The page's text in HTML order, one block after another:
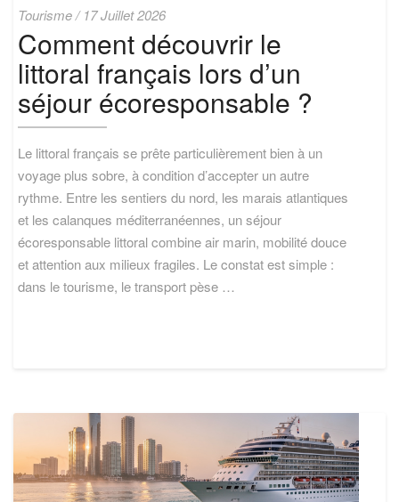
Tourisme/17 Juillet 2026Comment
découvrir
le
littoral
français
lors
d’un
écoresponsable
?
Comment découvrir le
littoral français lors d’un
séjour écoresponsable ?
Le littoral français se prête particulièrement bien à un
voyage plus sobre, à condition d’accepter un autre
rythme. Entre les sentiers du nord, les marais atlantiques
et les calanques méditerranéennes, un séjour
écoresponsable littoral combine air marin, mobilité douce
et attention aux milieux fragiles. Le constat est simple :
dans le tourisme, le transport pèse …